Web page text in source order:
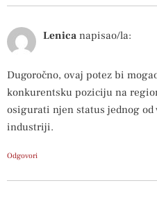
Lenica napisao/la:
Dugoročno, ovaj potez bi
konkurentsku poziciju na
osigurati njen status jednog
industriji.
Odgovori